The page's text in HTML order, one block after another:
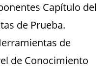
Capítulo del
de Prueba.
de
de Conocimiento